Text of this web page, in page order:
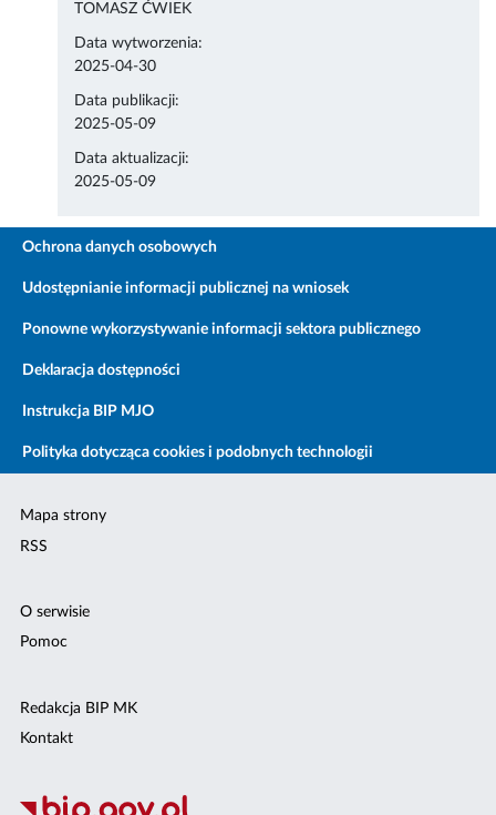
TOMASZ ĆWIEK
Data wytworzenia:
2025-04-30
Data publikacji:
2025-05-09
Data aktualizacji:
2025-05-09
Ochrona danych osobowych
Udostępnianie informacji publicznej na wniosek
Ponowne wykorzystywanie informacji sektora publicznego
Deklaracja dostępności
Instrukcja BIP MJO
Polityka dotycząca cookies i podobnych technologii
Mapa strony
RSS
O serwisie
Pomoc
Redakcja BIP MK
Kontakt